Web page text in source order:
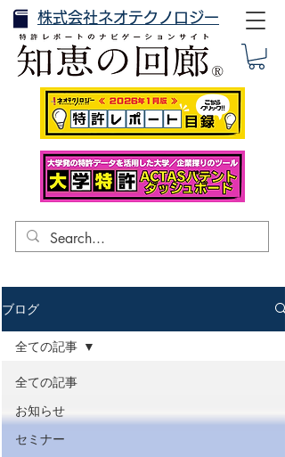
株式会社ネオテクノロジー
ブログ
全ての記事
お知らせ
セミナー
全ての記事